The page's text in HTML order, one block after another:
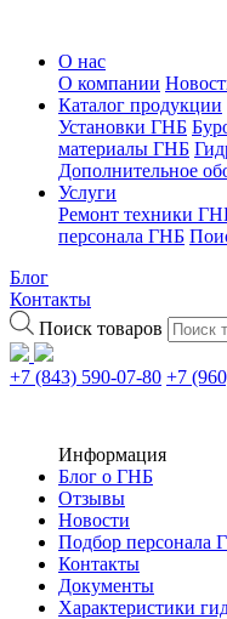
О нас
О компании
Каталог продукции
Установки ГНБ
материалы ГНБ
Дополнительное
Услуги
Ремонт техники
персонала ГНБ
Блог
Контакты
Поиск товаров
+7 (843) 590-07-80 +7
Информация
Блог о ГНБ
Отзывы
Новости
Подбор персонала
Контакты
Документы
Характеристики